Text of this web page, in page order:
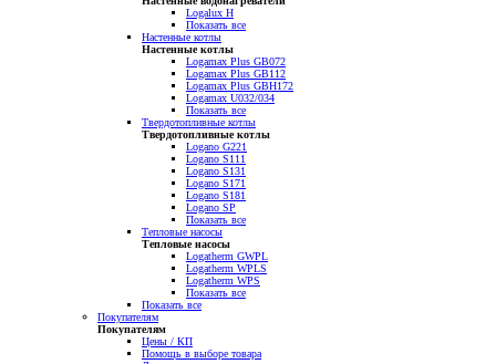
Logalux H
Показать все
Настенные котлы
Настенные котлы
Logamax Plus GB072
Logamax Plus GB112
Logamax Plus GBH172
Logamax U032/034
Показать все
Твердотопливные котлы
Твердотопливные котлы
Logano G221
Logano S111
Logano S131
Logano S171
Logano S181
Logano SP
Показать все
Тепловые насосы
Тепловые насосы
Logatherm GWPL
Logatherm WPLS
Logatherm WPS
Показать все
Показать все
Покупателям
Покупателям
Цены / КП
Помощь в выборе товара